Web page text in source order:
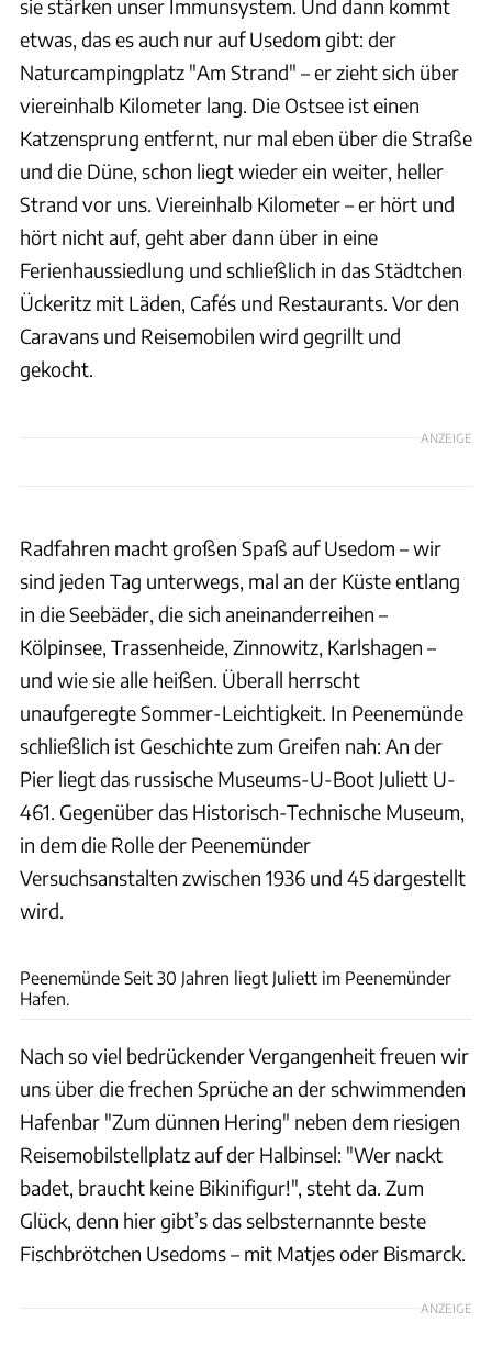
sie stärken unser Immunsystem. Und dann kommt
etwas, das es auch nur auf Usedom gibt: der
Naturcampingplatz "Am Strand" – er zieht sich über
viereinhalb Kilometer lang. Die Ostsee ist einen
Katzensprung entfernt, nur mal eben über die Straße
und die Düne, schon liegt wieder ein weiter, heller
Strand vor uns. Viereinhalb Kilometer – er hört und
hört nicht auf, geht aber dann über in eine
Ferienhaussiedlung und schließlich in das Städtchen
Ückeritz mit Läden, Cafés und Restaurants. Vor den
Caravans und Reisemobilen wird gegrillt und
gekocht.
ANZEIGE
Radfahren macht großen Spaß auf Usedom – wir
sind jeden Tag unterwegs, mal an der Küste entlang
in die Seebäder, die sich aneinanderreihen –
Kölpinsee, Trassenheide, Zinnowitz, Karlshagen –
und wie sie alle heißen. Überall herrscht
unaufgeregte Sommer-Leichtigkeit. In Peenemünde
schließlich ist Geschichte zum Greifen nah: An der
Pier liegt das russische Museums-U-Boot Juliett U-
461. Gegenüber das Historisch-Technische Museum,
in dem die Rolle der Peenemünder
Versuchsanstalten zwischen 1936 und 45 dargestellt
wird.
Peenemünde Seit 30 Jahren liegt Juliett im Peenemünder
Hafen.
Nach so viel bedrückender Vergangenheit freuen wir
uns über die frechen Sprüche an der schwimmenden
Hafenbar "Zum dünnen Hering" neben dem riesigen
Reisemobilstellplatz auf der Halbinsel: "Wer nackt
badet, braucht keine Bikinifigur!", steht da. Zum
Glück, denn hier gibt’s das selbsternannte beste
Fischbrötchen Usedoms – mit Matjes oder Bismarck.
ANZEIGE